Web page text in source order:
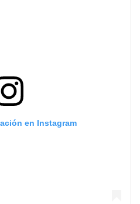
en Instagram